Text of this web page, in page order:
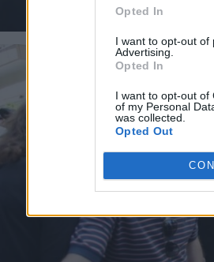
Opted In
I want to opt-out of
Advertising.
Opted In
I want to opt-out of
of my Personal
was collected.
Opted Out